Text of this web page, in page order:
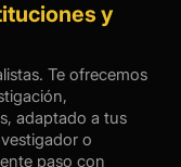
y
Te ofrecemos
adaptado a tus
o
paso con